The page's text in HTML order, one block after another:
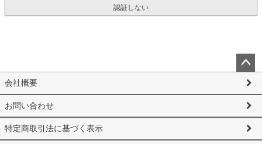
認証しない
ペー
ップ
へ
会社概要
お問い合わせ
特定商取引法に基づく表示